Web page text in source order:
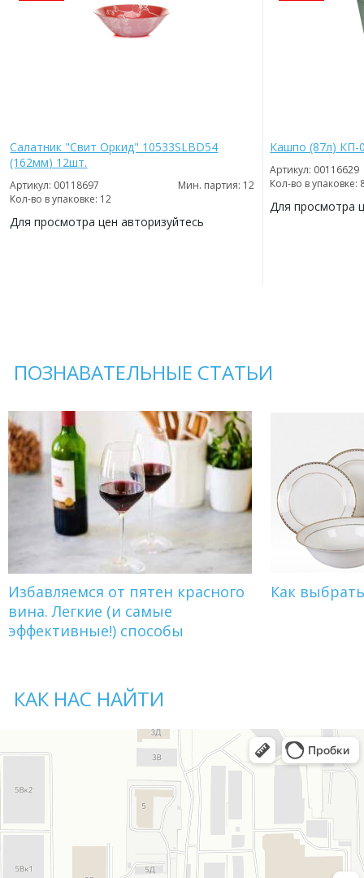
Салатник "Свит Оркид" 10533SLBD54
(162мм) 12шт.
Артикул: 00118697
Мин. партия: 12
Кол-во в упаковке: 12
Для просмотра цен авторизуйтесь
Кашпо (87л) КП-
Артикул: 00116629
Кол-во в упаковке:
Для просмотра
ПОЗНАВАТЕЛЬНЫЕ СТАТЬИ
Избавляемся от пятен красного
вина. Легкие (и самые
эффективные!) способы
Как
КАК НАС НАЙТИ